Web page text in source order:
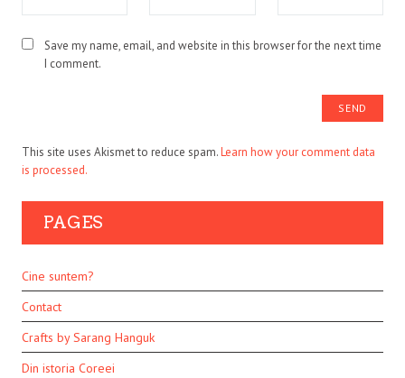
Save my name, email, and website in this browser for the next time
I comment.
This site uses Akismet to reduce spam.Learn how your comment data
is processed.
PAGES
Cine suntem?
Contact
Crafts by Sarang Hanguk
Din istoria Coreei